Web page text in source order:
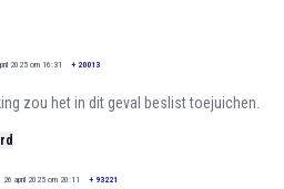
2025 om 16:31 + 20013
zou het in dit geval beslist toejuichen.
26 april 2025 om 20:11 + 93221